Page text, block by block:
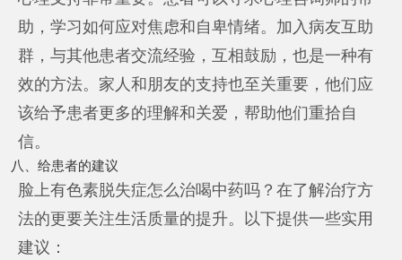
助，学习如何应对焦虑和自卑情绪。加入病友互助
群，与其他患者交流经验，互相鼓励，也是一种有
效的方法。家人和朋友的支持也至关重要，他们应
该给予患者更多的理解和关爱，帮助他们重拾自
信。
八、给患者的建议
脸上有色素脱失症怎么治喝中药吗？在了解治疗方
法的更要关注生活质量的提升。以下提供一些实用
建议：